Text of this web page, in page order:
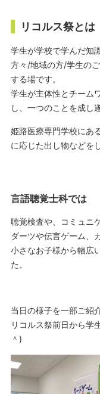
リコルス祭とは
学生が学校で学んだ知
方々/地域の方/学生の
する場です。
学生が主体性とチーム
し、一つのことを成し
姫路医療専門学校にあ
に応じた出し物などを
言語聴覚士科では
聴覚検査や、コミュニ
ダーツや伝言ゲーム、
小さなお子様から幅広
た。
当日の様子を一部ご紹
リコルス祭前日から学
＾)